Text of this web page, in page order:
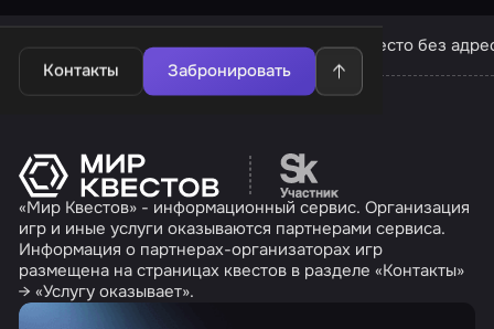
Контакты Забронировать
Квесты в Красноярске Квесты компании «Место без
Перейти на сайт
«Мир Квестов» - информационный сервис. Организация
игр и иные услуги оказываются партнерами сервиса.
Информация о партнерах-организаторах игр
размещена на страницах квестов в разделе «Контакты»
→ «Услугу оказывает».